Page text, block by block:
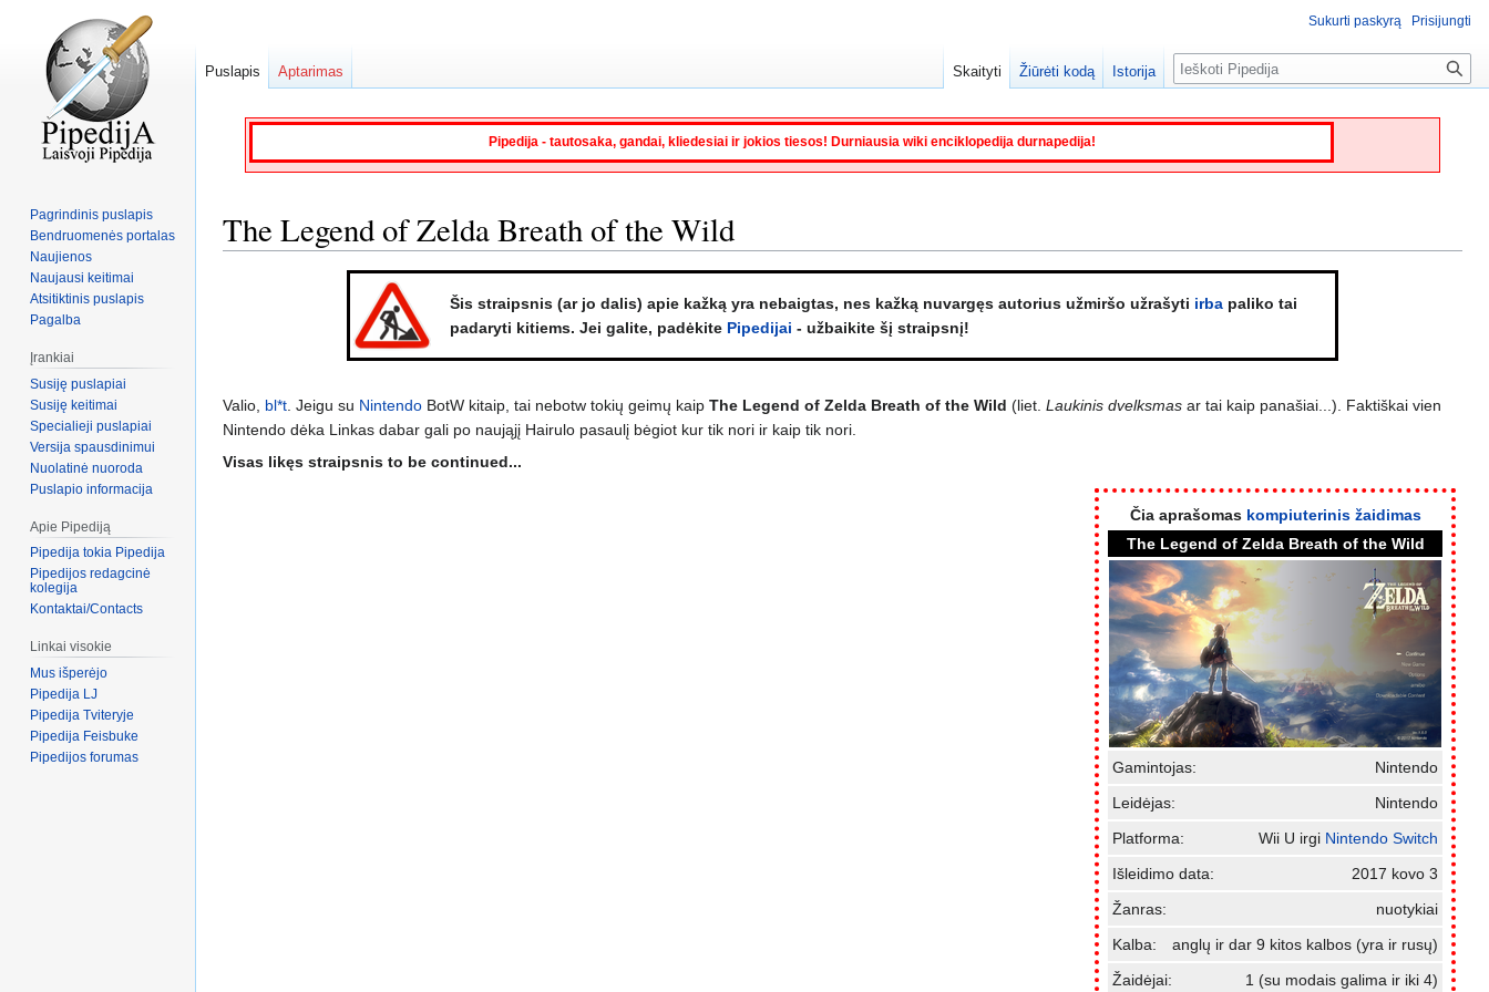
Pipedija - tautosaka, gandai, kliedesiai ir jokios tiesos! Durniausia wiki enciklopedija durnapedija!
The Legend of Zelda Breath of the Wild
Šis straipsnis (ar jo dalis) apie kažką yra nebaigtas, nes kažką nuvargęs autorius užmiršo užrašyti irba paliko tai
padaryti kitiems. Jei galite, padėkite Pipedijai - užbaikite šį straipsnį!
Valio, bl*t . Jeigu su Nintendo BotW kitaip, tai nebotw tokių geimų kaip The Legend of Zelda Breath of the Wild (liet. Laukinis dvelksmas ar tai kaip panašiai...). Faktiškai vien
Nintendo dėka Linkas dabar gali po naująjį Hairulo pasaulį bėgiot kur tik nori ir kaip tik nori.
Visas likęs straipsnis to be continued...
Čia aprašomas kompiuterinis žaidimas
The Legend of Zelda Breath of the Wild
Gamintojas:
Nintendo
Leidėjas:
Nintendo
Platforma:
Wii U irgi Nintendo Switch
Išleidimo data:
2017 kovo 3
Žanras:
nuotykiai
Kalba:
anglų ir dar 9 kitos kalbos (yra ir rusų)
Žaidėjai:
1 (su modais galima ir iki 4)
Sukurti paskyrą Prisijungti
Puslapis Aptarimas Skaityti Žiūrėti kodą Istorija Paieška
Pagrindinis puslapis
Bendruomenės portalas
Naujienos
Naujausi keitimai
Atsitiktinis puslapis
Pagalba
Įrankiai
Susiję puslapiai
Susiję keitimai
Specialieji puslapiai
Versija spausdinimui
Nuolatinė nuoroda
Puslapio informacija
Apie Pipediją
Pipedija tokia Pipedija
Pipedijos redagcinė
kolegija
Kontaktai/Contacts
Linkai visokie
Mus išperėjo
Pipedija LJ
Pipedija Tviteryje
Pipedija Feisbuke
Pipedijos forumas